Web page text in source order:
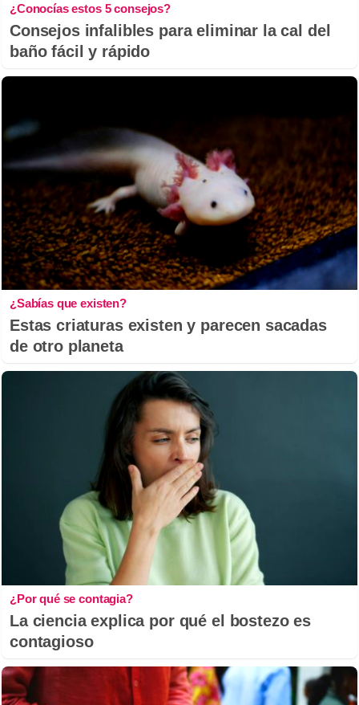
¿Conocías estos 5 consejos?
Consejos infalibles para eliminar la cal del
baño fácil y rápido
¿Sabías que existen?
Estas criaturas existen y parecen sacadas
de otro planeta
¿Por qué se contagia?
La ciencia explica por qué el bostezo es
contagioso